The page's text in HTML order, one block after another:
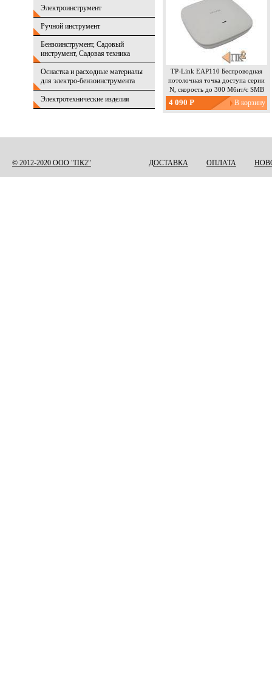
Электроинструмент
Ручной инструмент
Бензоинструмент, Садовый
инструмент, Садовая техника
Оснастка и расходные материалы
для электро-бензоинструмента
Электротехнические изделия
TP-Link EAP110 Беспроводная
потолочная точка доступа серии
N, скорость до 300 Мбит/с SMB
4 090 Р
© 2012-2020 ООО "ПК2" ДОСТАВКА ОПЛАТА